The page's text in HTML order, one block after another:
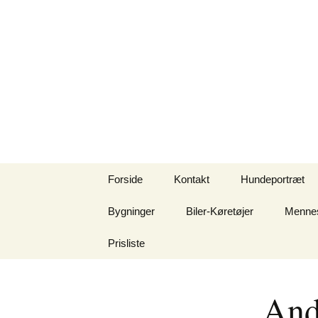
indhold
Forside Kontakt Hundeportræt
Bygninger Biler-Køretøjer
Prisliste